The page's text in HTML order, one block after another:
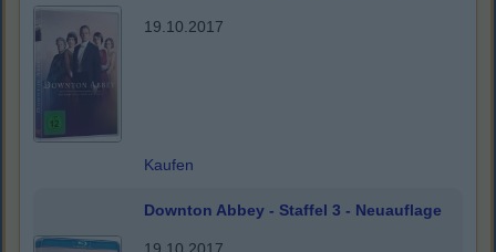
19.10.2017
Kaufen
Downton Abbey - Staffel 3 - Neuauflage